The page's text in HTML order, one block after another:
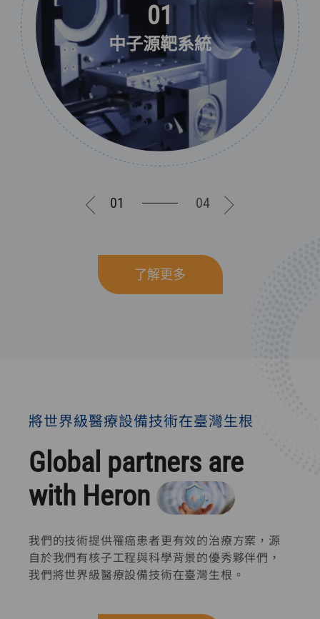
01
中子源靶系統
了解更多
01 04
將世界級醫療設備技術在臺灣生根
Global partners are
with Heron
我們的技術提供罹癌患者更有效的治療方案，源
自於我們有核子工程與科學背景的優秀夥伴們，
我們將世界級醫療設備技術在臺灣生根。